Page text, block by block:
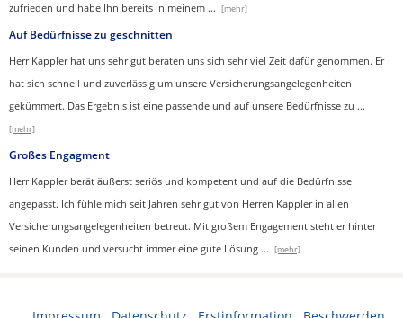
zufrieden und habe Ihn bereits in meinem ... [mehr]
Auf Bedürfnisse zu geschnitten
Herr Kappler hat uns sehr gut beraten uns sich sehr viel Zeit dafür genommen. Er
hat sich schnell und zuverlässig um unsere Versicherungsangelegenheiten
gekümmert. Das Ergebnis ist eine passende und auf unsere Bedürfnisse zu ...
[mehr]
Großes Engagment
Herr Kappler berät äußerst seriös und kompetent und auf die Bedürfnisse
angepasst. Ich fühle mich seit Jahren sehr gut von Herren Kappler in allen
Versicherungsangelegenheiten betreut. Mit großem Engagement steht er hinter
seinen Kunden und versucht immer eine gute Lösung ... [mehr]